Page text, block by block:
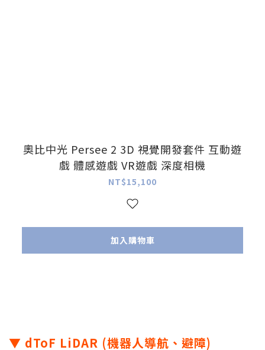
奧比中光 Persee 2 3D 視覺開發套件 互動遊
戲 體感遊戲 VR遊戲 深度相機
NT$15,100
加入購物車
▼ dToF LiDAR (機器人導航、避障)